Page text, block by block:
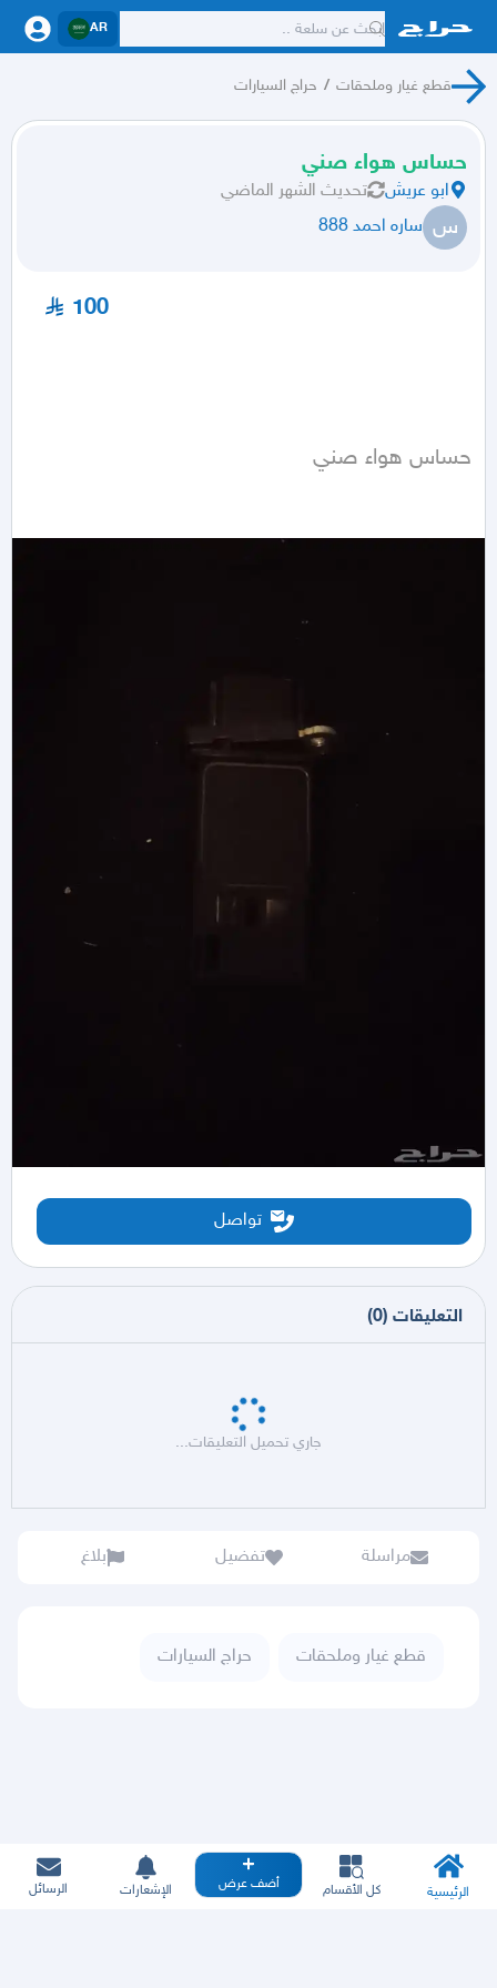
AR
قطع غيار وملحقات / حراج السيارات
حساس هواء صني
ابو عريش تحديث الشهر الماضي
س ساره احمد 888
100
حساس هواء صني
تواصل
التعليقات (
0
)
جاري تحميل التعليقات...
مراسلة تفضيل بلاغ
قطع غيار وملحقات حراج السيارات
الرئيسية كل الأقسام أضف عرض الإشعارات الرسائل